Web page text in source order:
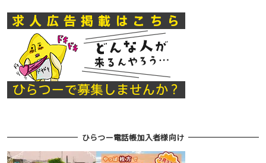
ひらつー電話帳加入者様向け